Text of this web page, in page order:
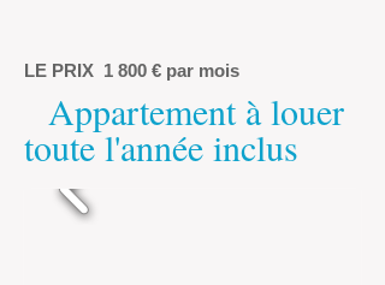
LE PRIX 1 800 € par mois
Appartement à louer
toute l'année inclus